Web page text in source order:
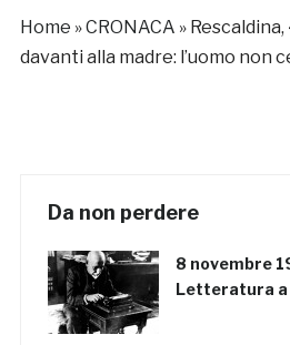
Home »CRONACA »
davanti alla madre: l’uomo non
Da non perdere
8 novembre
Letteratura a